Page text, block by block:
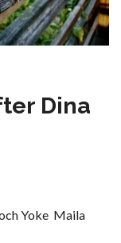
Dina
Yoke Maila